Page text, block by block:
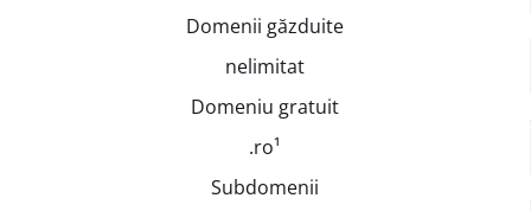
Domenii găzduite
nelimitat
Domeniu gratuit
.ro¹
Subdomenii